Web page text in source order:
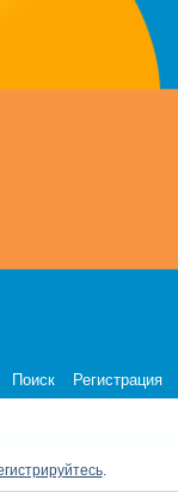
Поиск Регистрация
.